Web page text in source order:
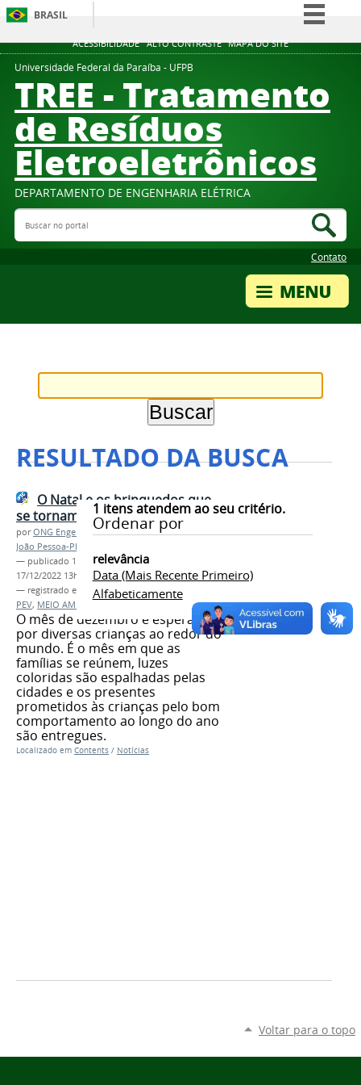
ACESSIBILIDADE ALTO CONTRASTE MAPA DO SITE
BRASIL
Simplifique!
Participe
Canais
Universidade Federal da Paraíba - UFPB
TREE - Tratamento
de Resíduos
Eletroeletrônicos
DEPARTAMENTO DE ENGENHARIA ELÉTRICA
Buscar no portal
Contato
RESULTADO DA BUSCA
1 itens atendem ao seu critério.
Ordenar por
relevância
Data (mais Recente Primeiro)
Alfabeticamente
O Natal e os brinquedos que
se tornam Resíduos
porONG Engenheiros Sem Fronteiras (Núcleo
João Pessoa-PB)
— publicado 17/12/2022—última modificação
17/12/2022 13h10
— registrado em:
REES,ESF,TREE, RECLICLAGEM
PEV, MEIO AMBIENTE
O mês de dezembro é esperado
por diversas crianças ao redor do
mundo. É o mês em que as
famílias se reúnem, luzes
coloridas são espalhadas pelas
cidades e os presentes
prometidos às crianças pelo bom
comportamento ao longo do ano
são entregues.
Localizado em Contents / Notícias
Voltar para o topo